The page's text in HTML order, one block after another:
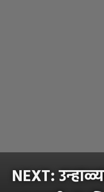
NEXT: